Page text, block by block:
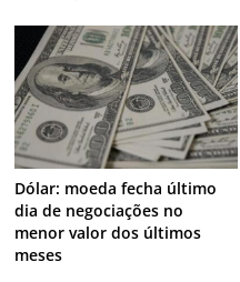
Dólar: moeda fecha último
dia de negociações no
menor valor dos últimos
meses